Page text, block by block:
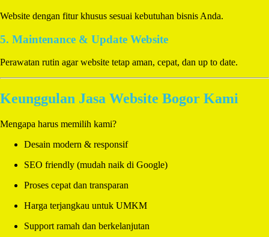
Website dengan fitur khusus sesuai kebutuhan bisnis Anda.
5. Maintenance & Update Website
Perawatan rutin agar website tetap aman, cepat, dan up to date.
Keunggulan Jasa Website Bogor Kami
Mengapa harus memilih kami?
Desain modern & responsif
SEO friendly (mudah naik di Google)
Proses cepat dan transparan
Harga terjangkau untuk UMKM
Support ramah dan berkelanjutan